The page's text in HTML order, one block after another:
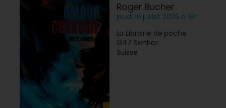
Roger Bucher
jeudi 16 juillet 2026 à 18h
La Librairie de poche
1347 Sentier
Suisse